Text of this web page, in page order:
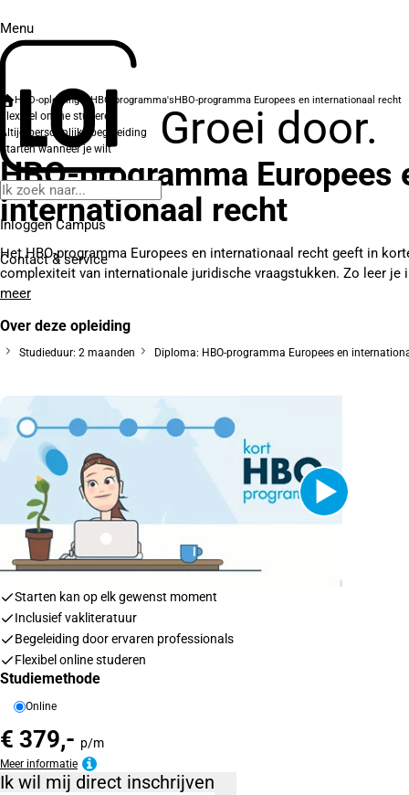
Menu
Groei door.
Inloggen Campus
Contact& service
HBO-opleidingenHBO-programma'sHBO-programma Europees en internationaal recht
Flexibel online studeren
Altijd persoonlijke begeleiding
Starten wanneer je wilt
HBO-programma Europees
internationaal recht
Het HBO-programma Europees en internationaal recht geeft in
complexiteit van internationale juridische vraagstukken. Zo leer je
meer
Over deze opleiding
Studieduur: 2 maanden Diploma: HBO-programma Europees en
Starten kan op elk gewenst moment
Inclusief vakliteratuur
Begeleiding door ervaren professionals
Flexibel online studeren
Studiemethode
Online
€ 379,- p/m
Meer informatie
Ik wil mij direct inschrijven